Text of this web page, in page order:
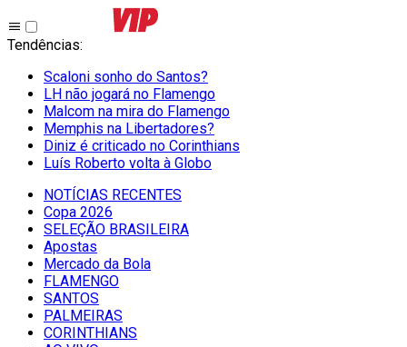
Tendências:
Scaloni sonho do Santos?
LH não jogará no Flamengo
Malcom na mira do Flamengo
Memphis na Libertadores?
Diniz é criticado no Corinthians
Luís Roberto volta à Globo
NOTÍCIAS RECENTES
Copa 2026
SELEÇÃO BRASILEIRA
Apostas
Mercado da Bola
FLAMENGO
SANTOS
PALMEIRAS
CORINTHIANS